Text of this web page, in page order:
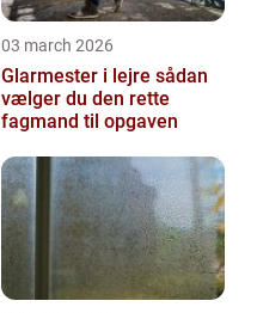
03 march 2026
Glarmester i lejre sådan
vælger du den rette
fagmand til opgaven